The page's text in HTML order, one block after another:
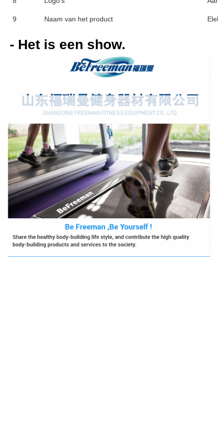
9 Naam van het product
- Het is een show.